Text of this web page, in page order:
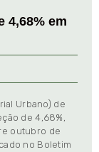
4,68% em
Urbano) de
de 4,68%,
outubro de
no Boletim